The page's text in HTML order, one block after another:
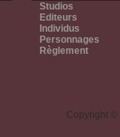
Studios
Editeurs
Individus
Personnages
Règlement
Copyright ©